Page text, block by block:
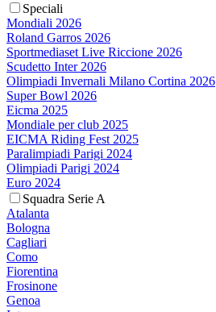
Speciali
Mondiali 2026
Roland Garros 2026
Sportmediaset Live Riccione 2026
Scudetto Inter 2026
Olimpiadi Invernali Milano Cortina 2026
Super Bowl 2026
Eicma 2025
Mondiale per club 2025
EICMA Riding Fest 2025
Paralimpiadi Parigi 2024
Olimpiadi Parigi 2024
Euro 2024
Squadra Serie A
Atalanta
Bologna
Cagliari
Como
Fiorentina
Frosinone
Genoa